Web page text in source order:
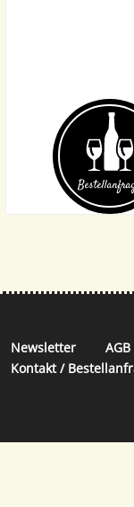
Newsletter AGB
Kontakt /